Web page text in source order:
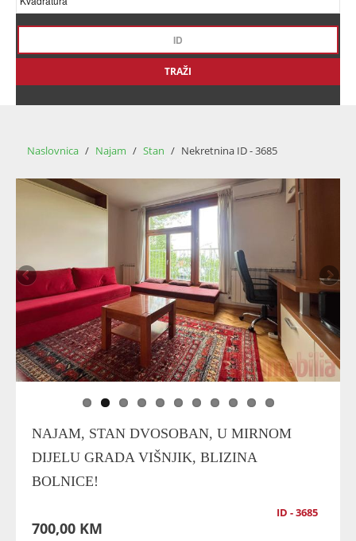
TRAŽI
Naslovnica / Najam / Stan / Nekretnina ID - 3685
NAJAM, STAN DVOSOBAN, U MIRNOM
DIJELU GRADA VIŠNJIK, BLIZINA
BOLNICE!
ID - 3685
700,00 KM